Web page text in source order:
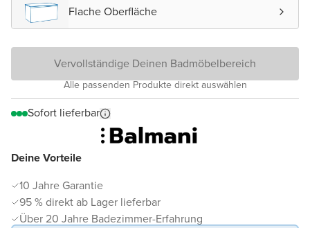
Deine Vorteile
10 Jahre Garantie
95 % direkt ab Lager lieferbar
Über 20 Jahre Badezimmer-Erfahrung
Flache Oberfläche
Vervollständige Deinen Badmöbelbereich
Alle passenden Produkte direkt auswählen
Sofort lieferbar